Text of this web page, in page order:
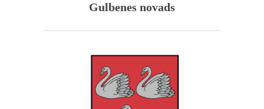
Gulbenes novads